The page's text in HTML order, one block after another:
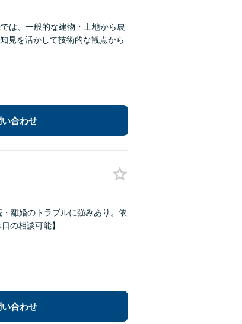
は、一般的な建物・土地から農
見を活かして技術的な観点から
い合わせ
離婚のトラブルに強みあり。依
の相談可能】
い合わせ